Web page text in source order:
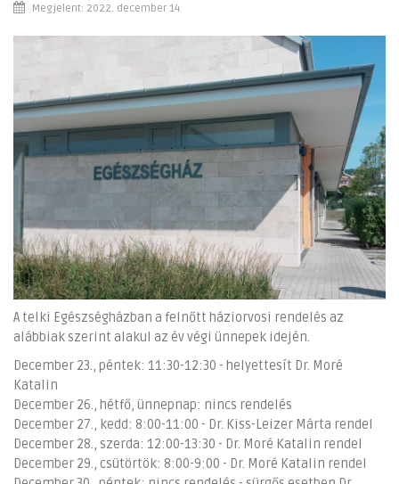
Megjelent: 2022. december 14.
A telki Egészségházban a felnőtt háziorvosi rendelés az
alábbiak szerint alakul az év végi ünnepek idején.
December 23., péntek: 11:30-12:30 - helyettesít Dr. Moré
Katalin
December 26., hétfő, ünnepnap: nincs rendelés
December 27., kedd: 8:00-11:00 - Dr. Kiss-Leizer Márta rendel
December 28., szerda: 12:00-13:30 - Dr. Moré Katalin rendel
December 29., csütörtök: 8:00-9:00 - Dr. Moré Katalin rendel